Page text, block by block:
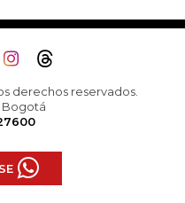
derechos reservados.
Bogotá